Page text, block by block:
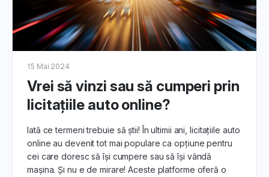
15 Mai 2024
Vrei să vinzi sau să cumperi prin
licitațiile auto online?
Iată ce termeni trebuie să știi! În ultimii ani, licitațiile auto
online au devenit tot mai populare ca opțiune pentru
cei care doresc să își cumpere sau să își vândă
mașina. Și nu e de mirare! Aceste platforme oferă o